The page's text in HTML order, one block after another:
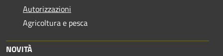
Autorizzazioni
Agricoltura e pesca
NOVITÀ